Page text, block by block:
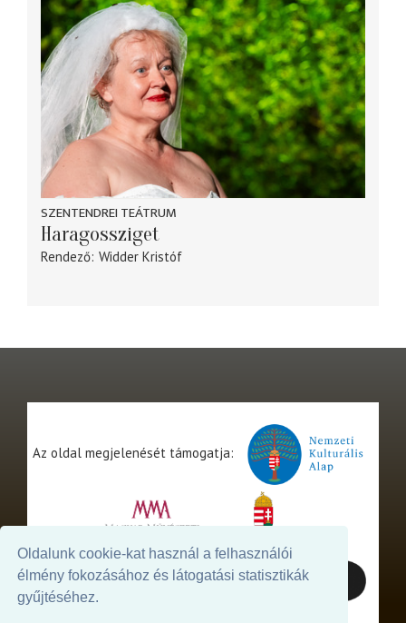
Oldalunk cookie-kat használ a felhasználói
élmény fokozásához és látogatási statisztikák
gyűjtéséhez.
SZENTENDREI TEÁTRUM
Haragossziget
Rendező Widder Kristóf
Az oldal megjelenését támogatja: